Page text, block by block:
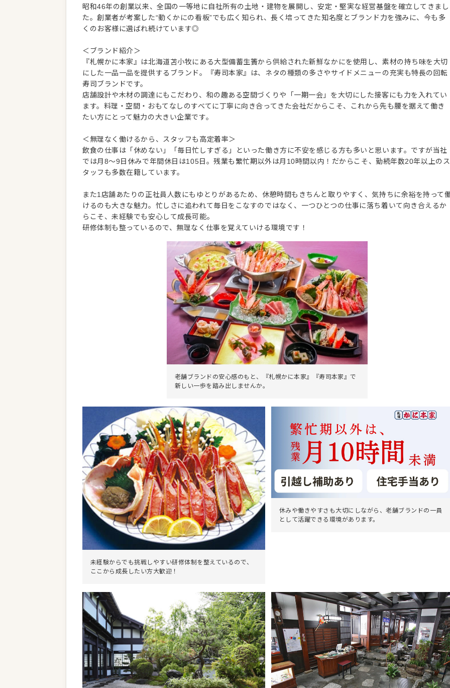
昭和46年の創業以来、全国の一等地に自社所有の土地・建物を展開し、安定・堅実な経営基盤を確立してきまし
た。創業者が考案した“動くかにの看板”でも広く知られ、長く培ってきた知名度とブランド力を強みに、今も多
くのお客様に選ばれ続けています◎
＜ブランド紹介＞
『札幌かに本家』は北海道苫小牧にある大型備蓄生簀から供給された新鮮なかにを使用し、素材の持ち味を大切
にした一品一品を提供するブランド。『寿司本家』は、ネタの種類の多さやサイドメニューの充実も特長の回転
寿司ブランドです。
店舗設計や木材の調達にもこだわり、和の趣ある空間づくりや「一期一会」を大切にした接客にも力を入れてい
ます。料理・空間・おもてなしのすべてに丁寧に向き合ってきた会社だからこそ、これから先も腰を据えて働き
たい方にとって魅力の大きい企業です。
＜無理なく働けるから、スタッフも高定着率＞
飲食の仕事は「休めない」「毎日忙しすぎる」といった働き方に不安を感じる方も多いと思います。ですが当社
では月8〜9日休みで年間休日は105日。残業も繁忙期以外は月10時間以内！だからこそ、勤続年数20年以上のス
タッフも多数在籍しています。
また1店舗あたりの正社員人数にもゆとりがあるため、休憩時間もきちんと取りやすく、気持ちに余裕を持って
けるのも大きな魅力。忙しさに追われて毎日をこなすのではなく、一つひとつの仕事に落ち着いて向き合えるか
らこそ、未経験でも安心して成長可能。
研修体制も整っているので、無理なく仕事を覚えていける環境です！
老舗ブランドの安心感のもと、『札幌かに本家』『寿司本家』で
新しい一歩を踏み出しませんか。
未経験からでも挑戦しやすい研修体制を整えているので、
ここから成長したい方大歓迎！
休みや働きやすさも大切にしながら、老舗ブランドの一員
として活躍できる環境があります。